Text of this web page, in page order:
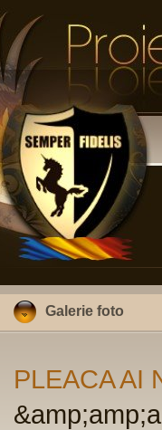
Galerie foto
PLEACA AI